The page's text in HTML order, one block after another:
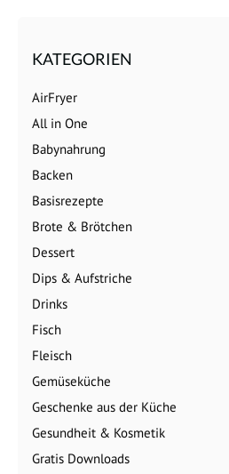
KATEGORIEN
AirFryer
All in One
Babynahrung
Backen
Basisrezepte
Brote & Brötchen
Dessert
Dips & Aufstriche
Drinks
Fisch
Fleisch
Gemüseküche
Geschenke aus der Küche
Gesundheit & Kosmetik
Gratis Downloads